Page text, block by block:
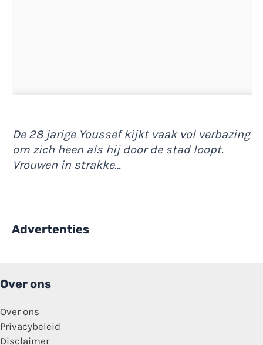
De 28 jarige Youssef kijkt vaak vol verbazing
om zich heen als hij door de stad loopt.
Vrouwen in strakke…
Advertenties
Over ons
Over ons
Privacybeleid
Disclaimer